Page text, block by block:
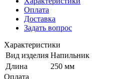
Оплата
Доставка
Задать вопрос
Характеристики
Вид изделия Напильник
Длина
250 мм
Оплата